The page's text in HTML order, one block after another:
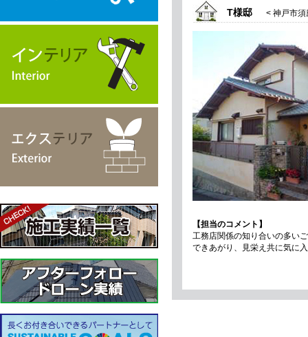
T様邸 < 神戸市
【担当のコメント】
工務店関係の知り合いの多い
できあがり、見栄え共に気に